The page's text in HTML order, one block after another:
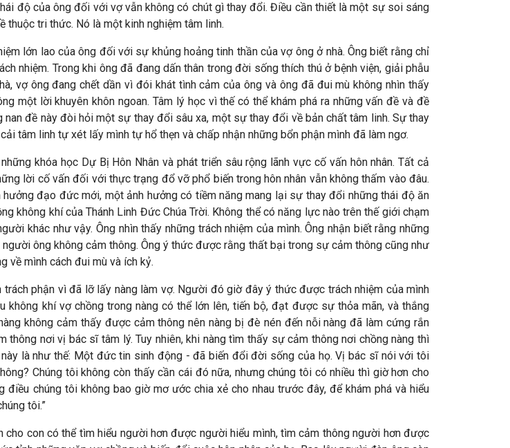
độ của ông đối với vợ vẫn không có chút gì thay đổi. Điều cần thiết là một sự soi sáng
tri thức. Nó là một kinh nghiệm tâm linh.
lớn lao của ông đối với sự khủng hoảng tinh thần của vợ ông ở nhà. Ông biết rằng chỉ
nhiệm. Trong khi ông đã đang dấn thân trong đời sống thích thú ở bệnh viện, giải phẫu
vợ ông đang chết dần vì đói khát tình cảm của ông và ông đã đui mù không nhìn thấy
một lời khuyên khôn ngoan. Tâm lý học vì thế có thể khám phá ra những vấn đề và đề
đề này đòi hỏi một sự thay đổi sâu xa, một sự thay đổi về bản chất tâm linh. Sự thay
tâm linh tự xét lấy mình tự hổ thẹn và chấp nhận những bổn phận mình đã làm ngơ.
khóa học Dự Bị Hôn Nhân và phát triển sâu rộng lãnh vực cố vấn hôn nhân. Tất cả
lời cố vấn đối với thực trạng đổ vỡ phổ biến trong hôn nhân vẫn không thấm vào đâu.
đạo đức mới, một ảnh hưởng có tiềm năng mang lại sự thay đổi những thái độ ăn
không khí của Thánh Linh Đức Chúa Trời. Không thể có năng lực nào trên thế giới chạm
khác như vậy. Ông nhìn thấy những trách nhiệm của mình. Ông nhận biết rằng những
ông không cảm thông. Ông ý thức được rằng thất bại trong sự cảm thông cũng như
về mình cách đui mù và ích kỷ.
phận vì đã lỡ lấy nàng làm vợ. Người đó giờ đây ý thức được trách nhiệm của mình
khí vợ chồng trong nàng có thể lớn lên, tiến bộ, đạt được sự thỏa mãn, và thắng
không cảm thấy được cảm thông nên nàng bị đè nén đến nỗi nàng đã làm cứng rắn
nơi vị bác sĩ tâm lý. Tuy nhiên, khi nàng tìm thấy sự cảm thông nơi chồng nàng thì
là như thế: Một đức tin sinh động - đã biến đổi đời sống của họ. Vị bác sĩ nói với tôi
Chúng tôi không còn thấy cần cái đó nữa, nhưng chúng tôi có nhiều thì giờ hơn cho
chúng tôi không bao giờ mơ ước chia xẻ cho nhau trước đây, để khám phá và hiểu
tôi.”
con có thể tìm hiểu người hơn được người hiểu mình, tìm cảm thông người hơn được